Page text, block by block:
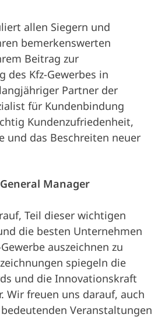
allen Siegern und
bemerkenswerten
Beitrag zur
des Kfz-Gewerbes in
Partner der
für Kundenbindung
Kundenzufriedenheit,
und das Beschreiten neuer
Manager
Teil dieser wichtigen
die besten Unternehmen
auszeichnen zu
spiegeln die
und die Innovationskraft
Wir freuen uns darauf, auch
Veranstaltungen